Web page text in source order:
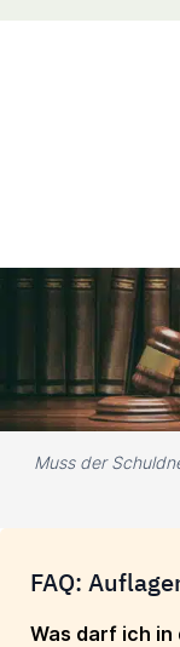
Muss der
FAQ:
Was darf ich in